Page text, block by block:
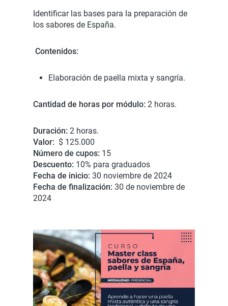
Identificar las bases para la preparación de
los sabores de España.
Contenidos:
Elaboración de paella mixta y sangría.
Cantidad de horas por módulo: 2 horas.
Duración: 2 horas.
Valor: $ 125.000
Número de cupos: 15
Descuento: 10% para graduados
Fecha de inicio: 30 noviembre de 2024
Fecha de finalización: 30 de noviembre de
2024